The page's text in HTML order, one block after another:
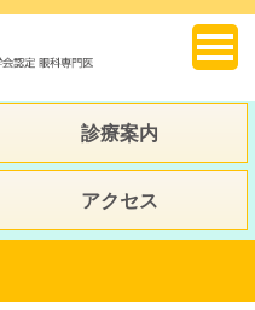
診療案内
アクセス